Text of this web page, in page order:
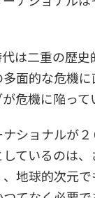
は二重の歴史
面的な危機
危機に陥って
ショナルが２
ているのは
地球的次元